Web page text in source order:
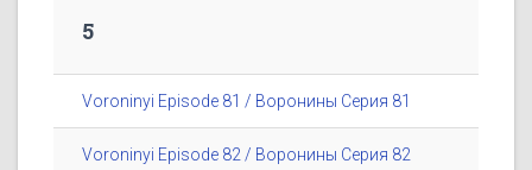
5
Voroninyi Episode 81 / Воронины Серия 81
Voroninyi Episode 82 / Воронины Серия 82